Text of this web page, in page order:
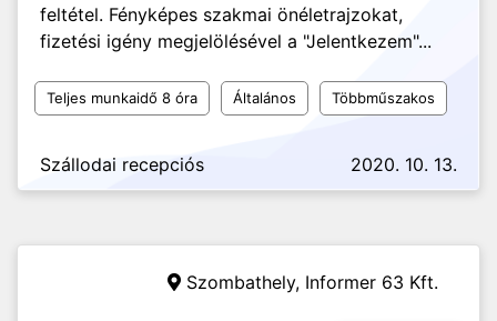
feltétel. Fényképes szakmai önéletrajzokat,
fizetési igény megjelölésével a "Jelentkezem"...
Teljes munkaidő 8 óra Általános Többműszakos
Szállodai recepciós 2020. 10. 13.
Szombathely, Informer 63 Kft.